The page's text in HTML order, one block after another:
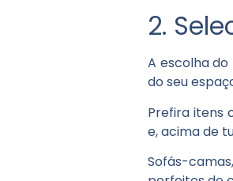
2.
A escolha
do seu
Prefira itens
e, acima de
Sofás-